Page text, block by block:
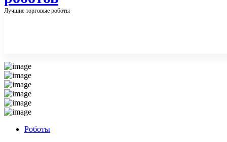
Лучшие торговые роботы
Роботы